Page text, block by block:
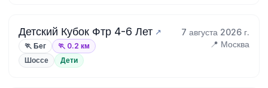
Детский Кубок Фтр 4-6 Лет 7 августа 2026 г.
🏃 Бег 🏃 0.2 км 📍 Москва
Шоссе Дети